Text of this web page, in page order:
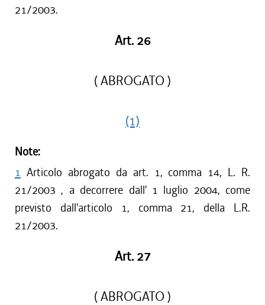
21/2003.
Art. 26
( ABROGATO )
(1)
Note:
1 Articolo abrogato da art. 1, comma 14, L. R.
21/2003 , a decorrere dall' 1 luglio 2004, come
previsto dall'articolo 1, comma 21, della L.R.
21/2003.
Art. 27
( ABROGATO )